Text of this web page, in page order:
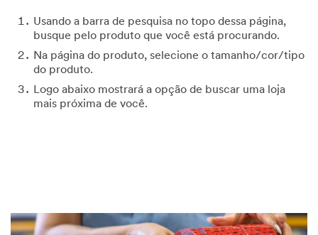
Usando a barra de pesquisa no topo dessa página,
busque pelo produto que você está procurando.
Na página do produto, selecione o tamanho/cor/tipo
do produto.
Logo abaixo mostrará a opção de buscar uma loja
mais próxima de você.
Video Transcript